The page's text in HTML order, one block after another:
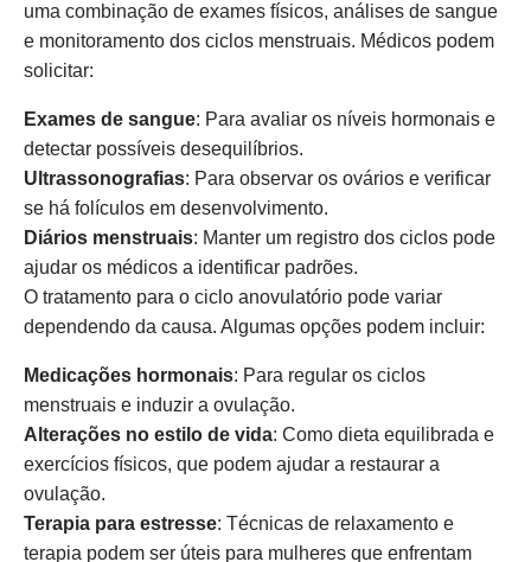
uma combinação de exames físicos, análises de sangue
e monitoramento dos ciclos menstruais. Médicos podem
solicitar:
Exames de sangue: Para avaliar os níveis hormonais e
detectar possíveis desequilíbrios.
Ultrassonografias: Para observar os ovários e verificar
se há folículos em desenvolvimento.
Diários menstruais: Manter um registro dos ciclos pode
ajudar os médicos a identificar padrões.
O tratamento para o ciclo anovulatório pode variar
dependendo da causa. Algumas opções podem incluir:
Medicações hormonais: Para regular os ciclos
menstruais e induzir a ovulação.
Alterações no estilo de vida: Como dieta equilibrada e
exercícios físicos, que podem ajudar a restaurar a
ovulação.
Terapia para estresse: Técnicas de relaxamento e
terapia podem ser úteis para mulheres que enfrentam